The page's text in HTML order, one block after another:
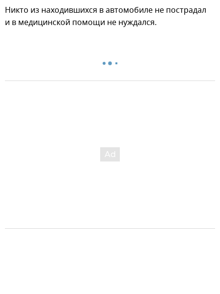
Никто из находившихся в автомобиле не пострадал
и в медицинской помощи не нуждался.